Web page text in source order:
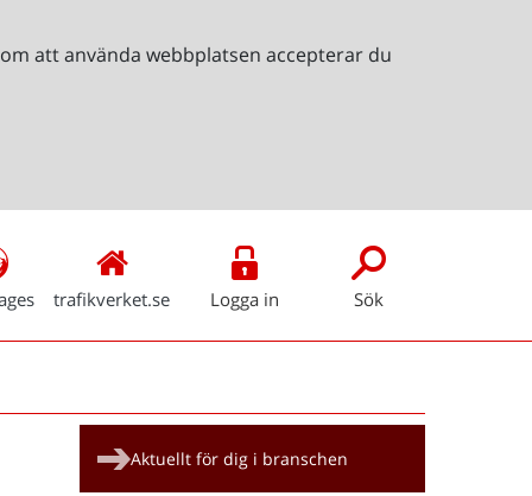
att använda webbplatsen accepterar du
trafikverket.se Logga in Sök
Aktuellt för dig i branschen